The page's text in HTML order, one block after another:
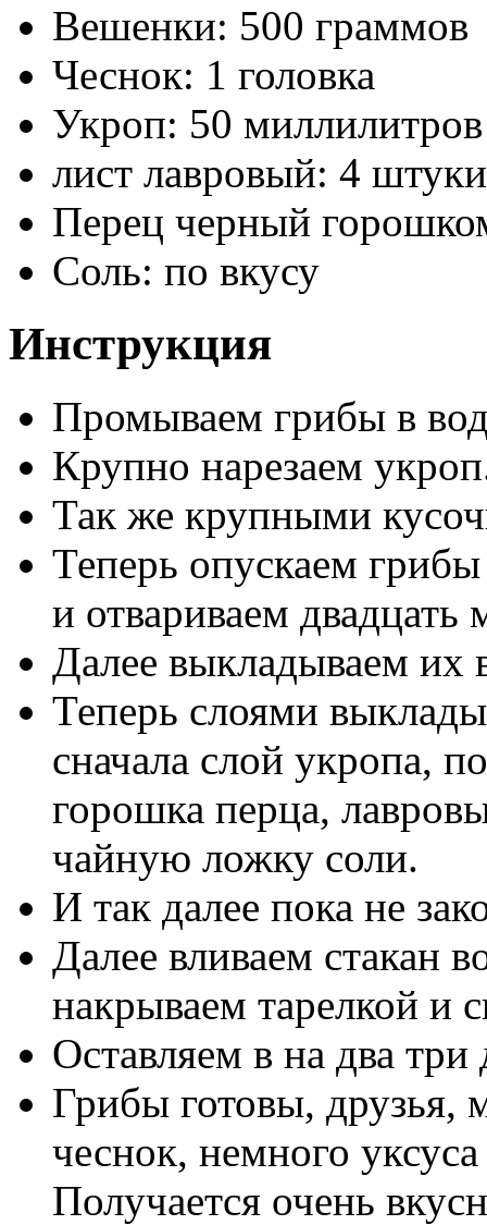
Вешенки: 500 граммов
Чеснок: 1 головка
Укроп: 50 миллилитров
лист лавровый: 4 штуки
Перец черный
Соль: по вкусу
Инструкция
Промываем грибы в
Крупно нарезаем
Так же крупными
Теперь опускаем
и отвариваем двадцать
Далее выкладываем их
Теперь слоями
сначала слой укропа,
горошка перца,
чайную ложку соли.
И так далее пока не
Далее вливаем стакан
накрываем тарелкой и
Оставляем в на два
Грибы готовы, друзья,
чеснок, немного
Получается очень